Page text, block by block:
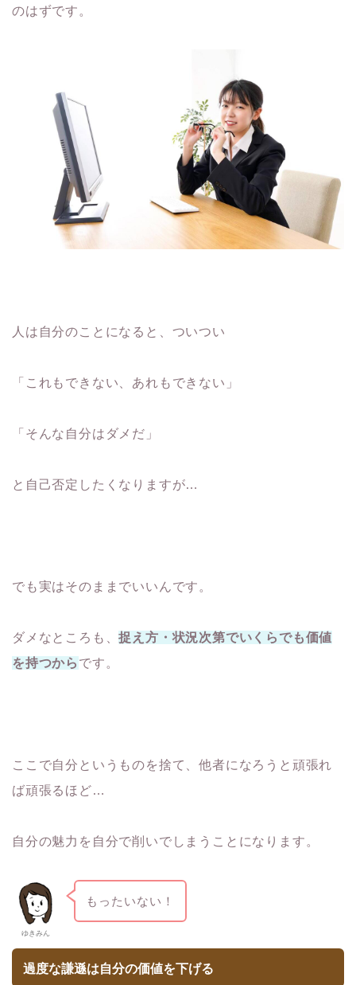
のはずです。
人は自分のことになると、ついつい
「これもできない、あれもできない」
「そんな自分はダメだ」
と自己否定したくなりますが…
でも実はそのままでいいんです。
ダメなところも、捉え方・状況次第でいくらでも価値
を持つから です。
ここで自分というものを捨て、他者になろうと頑張れ
ば頑張るほど…
自分の魅力を自分で削いでしまうことになります。
ゆきみん
もったいない！
過度な謙遜は自分の価値を下げる